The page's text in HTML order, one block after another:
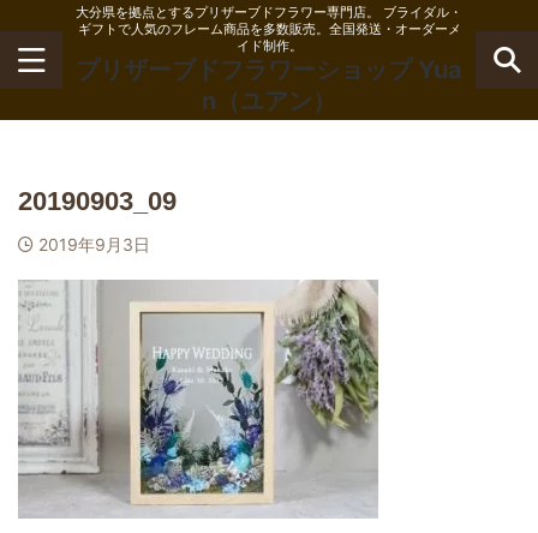
大分県を拠点とするプリザーブドフラワー専門店。 ブライダル・
ギフトで人気のフレーム商品を多数販売。全国発送・オーダーメ
イド制作。
プリザーブドフラワーショップ Yua
n（ユアン）
20190903_09
2019年9月3日